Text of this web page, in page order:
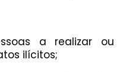
a realizar ou
ilícitos;